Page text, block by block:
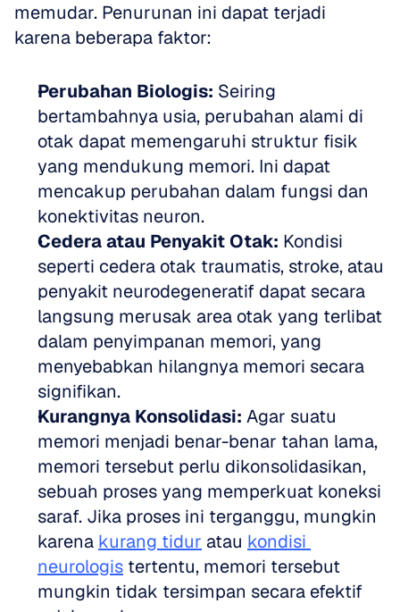
memudar. Penurunan ini dapat terjadi
karena beberapa faktor:
Perubahan Biologis: Seiring
bertambahnya usia, perubahan alami di
otak dapat memengaruhi struktur fisik
yang mendukung memori. Ini dapat
mencakup perubahan dalam fungsi dan
konektivitas neuron.
Cedera atau Penyakit Otak: Kondisi
seperti cedera otak traumatis, stroke, atau
penyakit neurodegeneratif dapat secara
langsung merusak area otak yang terlibat
dalam penyimpanan memori, yang
menyebabkan hilangnya memori secara
signifikan.
Kurangnya Konsolidasi: Agar suatu
memori menjadi benar-benar tahan lama,
memori tersebut perlu dikonsolidasikan,
sebuah proses yang memperkuat koneksi
saraf. Jika proses ini terganggu, mungkin
karena kurang tidur atau kondisi
neurologis tertentu, memori tersebut
mungkin tidak tersimpan secara efektif